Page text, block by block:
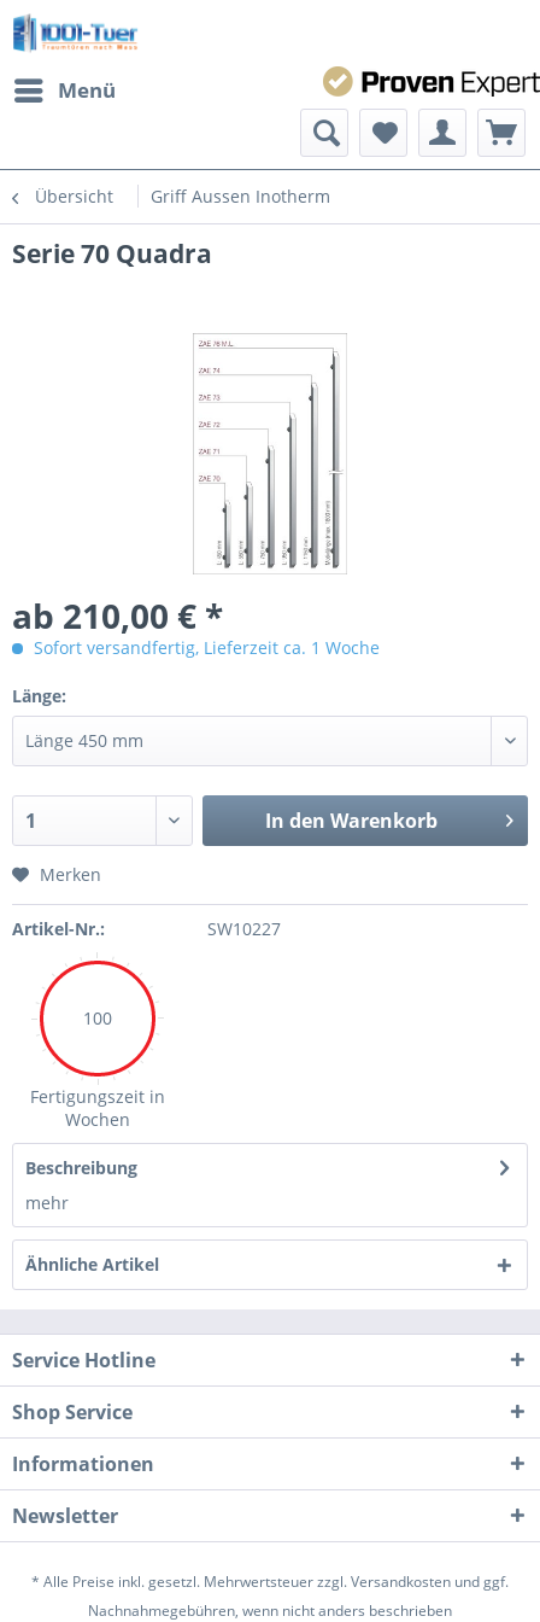
Menü
Übersicht Griff Aussen Inotherm
Serie 70 Quadra
ab 210,00 € *
Sofort versandfertig, Lieferzeit ca. 1 Woche
Länge:
In den Warenkorb
Merken
Artikel-Nr.: SW10227
100
Fertigungszeit in
Wochen
Beschreibung
mehr
Ähnliche Artikel
Service Hotline
Shop Service
Informationen
Newsletter
* Alle Preise inkl. gesetzl. Mehrwertsteuer zzgl.Versandkosten und ggf.
Nachnahmegebühren, wenn nicht anders beschrieben